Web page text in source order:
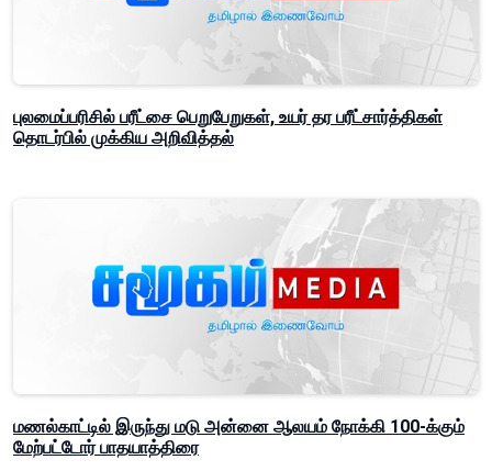
புலமைப்பரிசில் பரீட்சை பெறுபேறுகள், உயர் தர பரீட்சார்த்திகள்
தொடர்பில் முக்கிய அறிவித்தல்
மணல்காட்டில் இருந்து மடு அன்னை ஆலயம் நோக்கி 100-க்கும்
மேற்பட்டோர் பாதயாத்திரை